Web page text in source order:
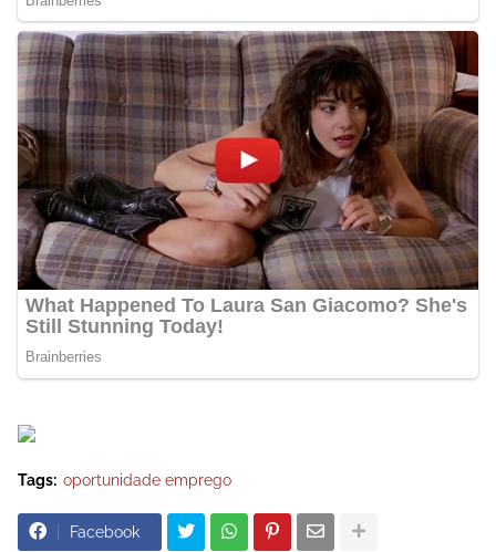
Tags: oportunidade emprego
Facebook